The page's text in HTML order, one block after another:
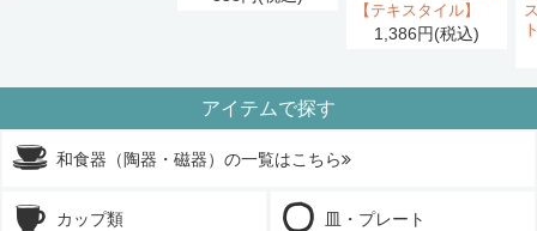
【テキスタイル】
1,386円(税込)
アイテムで探す
和食器（陶器・磁器）の一覧はこちら
カップ類 皿・プレート